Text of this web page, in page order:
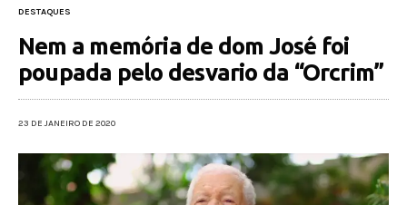
DESTAQUES
Nem a memória de dom José foi
poupada pelo desvario da “Orcrim”
23 DE JANEIRO DE 2020